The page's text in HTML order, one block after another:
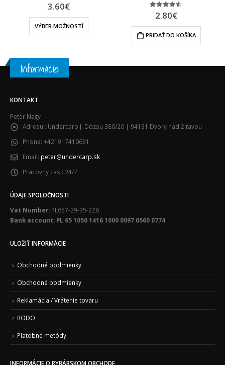
4.88 out of 5
3.60€
VÝBER MOŽNOSTÍ
4.46 out of 5
2.80€
PRIDAŤ DO KOŠÍKA
Informácie
KONTAKT
Peter Nagy
Adresu:: Undercarp J. Dózsu 380/20 | 94131 Dvory nad Žitavou
Phone: +421917410691
Email: peter@undercarp.sk
Pracovny cas:: 24/7
ÚDAJE SPOLOČNOSTI
Vat Number: PL657-29-35-226
Bank account: PL 65 1050 1416 1000 0097 0560 0774
ULOŽIŤ INFORMÁCIE
Obchodné podmienky
Obchodné podmienky
Reklamácia / Vrátenie tovaru
RODO
Platobné metódy
INFORMÁCIE O RYBÁRSKOM OBCHODE